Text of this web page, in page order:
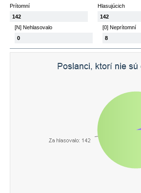
Prítomní
142
Hlasujúcich
142
[N] Nehlasovalo
0
[0] Neprítomní
8